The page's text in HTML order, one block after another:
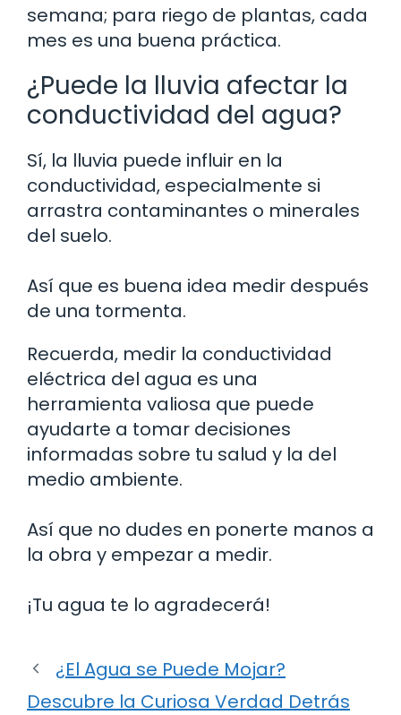
semana; para riego de plantas, cada
mes es una buena práctica.
¿Puede la lluvia afectar la
conductividad del agua?
Sí, la lluvia puede influir en la
conductividad, especialmente si
arrastra contaminantes o minerales
del suelo.
Así que es buena idea medir después
de una tormenta.
Recuerda, medir la conductividad
eléctrica del agua es una
herramienta valiosa que puede
ayudarte a tomar decisiones
informadas sobre tu salud y la del
medio ambiente.
Así que no dudes en ponerte manos a
la obra y empezar a medir.
¡Tu agua te lo agradecerá!
¿El Agua se Puede Mojar?
Descubre la Curiosa Verdad Detrás